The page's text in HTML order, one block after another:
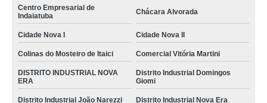
distribuidor de tag etiqueta Vila Castelo Branco
onde encontrar etiqueta tag Vila Almeida
tag para etiqueta Paraisolândia
distribuidor de etiqueta tag adesiva Jardim Montreal
distribuidor de etiqueta tag Marília
Centro Empresarial de
Indaiatuba
Chácara Alvorada
Cidade Nova I Cidade Nova II
Colinas do Mosteiro de Itaici Comercial Vitória Martini
DISTRITO INDUSTRIAL NOVA
ERA
Distrito Industrial Domingos
Giomi
Distrito Industrial João Narezzi Distrito Industrial Nova Era